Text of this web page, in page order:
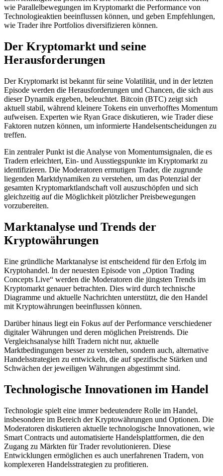
wie Parallelbewegungen im Kryptomarkt die Performance von
Technologieaktien beeinflussen können, und geben Empfehlungen,
wie Trader ihre Portfolios diversifizieren können.
Der Kryptomarkt und seine
Herausforderungen
Der Kryptomarkt ist bekannt für seine Volatilität, und in der letzten
Episode werden die Herausforderungen und Chancen, die sich aus
dieser Dynamik ergeben, beleuchtet. Bitcoin (BTC) zeigt sich
aktuell stabil, während kleinere Tokens ein unverhofftes Momentum
aufweisen. Experten wie Ryan Grace diskutieren, wie Trader diese
Faktoren nutzen können, um informierte Handelsentscheidungen zu
treffen.
Ein zentraler Punkt ist die Analyse von Momentumsignalen, die es
Tradern erleichtert, Ein- und Ausstiegspunkte im Kryptomarkt zu
identifizieren. Die Moderatoren ermutigen Trader, die zugrunde
liegenden Marktdynamiken zu verstehen, um das Potenzial der
gesamten Kryptomarktlandschaft voll auszuschöpfen und sich
gleichzeitig auf die Möglichkeit plötzlicher Preisbewegungen
vorzubereiten.
Marktanalyse und Trends der
Kryptowährungen
Eine gründliche Marktanalyse ist entscheidend für den Erfolg im
Kryptohandel. In der neuesten Episode von „Option Trading
Concepts Live“ werden die Moderatoren die jüngsten Trends im
Kryptomarkt genauer betrachten. Dies wird durch technische
Diagramme und aktuelle Nachrichten unterstützt, die den Handel
mit Kryptowährungen beeinflussen können.
Darüber hinaus liegt ein Fokus auf der Performance verschiedener
digitaler Währungen und deren möglichen Preistrends. Die
Vergleichsanalyse hilft Tradern nicht nur, aktuelle
Marktbedingungen besser zu verstehen, sondern auch, alternative
Handelsstrategien zu entwickeln, die auf spezifische Stärken und
Schwächen der jeweiligen Währungen abgestimmt sind.
Technologische Innovationen im Handel
Technologie spielt eine immer bedeutendere Rolle im Handel,
insbesondere im Bereich der Kryptowährungen und Optionen. Die
Moderatoren diskutieren aktuelle technologische Innovationen, wie
Smart Contracts und automatisierte Handelsplattformen, die den
Zugang zu Märkten für Trader revolutionieren. Diese
Entwicklungen ermöglichen es auch unerfahrenen Tradern, von
komplexeren Handelsstrategien zu profitieren.